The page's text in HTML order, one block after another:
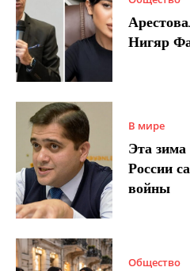
Нигяр
В мире
Эта
России
войны
Общество